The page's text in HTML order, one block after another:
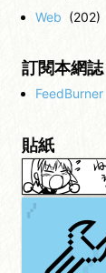
Web (202)
訂閱本網誌
FeedBurner
貼紙